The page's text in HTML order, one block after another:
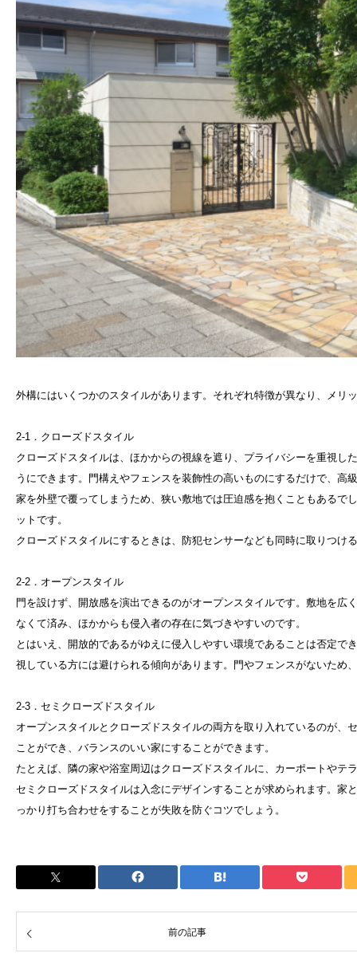
外構にはいくつかのスタイルがあります。それぞれ特徴が異なり、メ
2-1．クローズドスタイル
クローズドスタイルは、ほかからの視線を遮り、プライバシーを重視
うにできます。門構えやフェンスを装飾性の高いものにするだけで、高
家を外壁で覆ってしまうため、狭い敷地では圧迫感を抱くこともある
ットです。
クローズドスタイルにするときは、防犯センサーなども同時に取りつけ
2-2．オープンスタイル
門を設けず、開放感を演出できるのがオープンスタイルです。敷地を
なくて済み、ほかからも侵入者の存在に気づきやすいのです。
とはいえ、開放的であるがゆえに侵入しやすい環境であることは否定
視している方には避けられる傾向があります。門やフェンスがないため
2-3．セミクローズドスタイル
オープンスタイルとクローズドスタイルの両方を取り入れているのが
ことができ、バランスのいい家にすることができます。
たとえば、隣の家や浴室周辺はクローズドスタイルに、カーポートや
セミクローズドスタイルは入念にデザインすることが求められます。
っかり打ち合わせをすることが失敗を防ぐコツでしょう。
前の記事